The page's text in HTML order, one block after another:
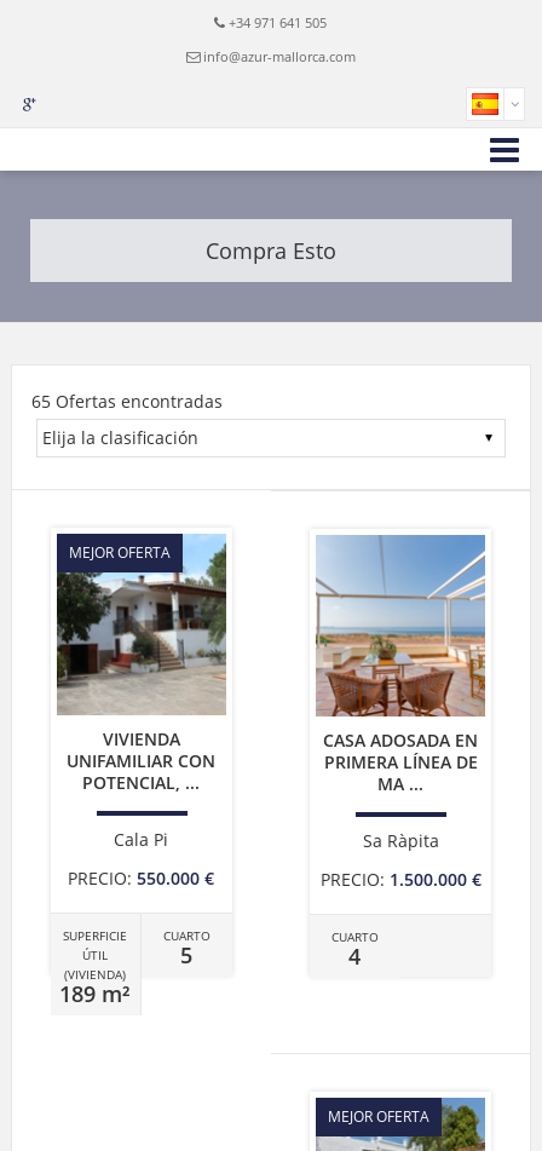
+34 971 641 505
info@azur-mallorca.com
Compra Esto
65 Ofertas encontradas
MEJOR OFERTA
VIVIENDA
UNIFAMILIAR CON
POTENCIAL, ...
Cala Pi
PRECIO: 550.000 €
SUPERFICIE
ÚTIL
(VIVIENDA)
189 m²
CUARTO
5
CASA ADOSADA EN
PRIMERA LÍNEA DE
MA ...
Sa Ràpita
PRECIO: 1.500.000 €
CUARTO
4
MEJOR OFERTA